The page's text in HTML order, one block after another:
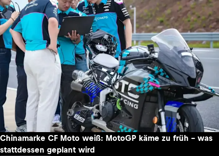
Chinamarke CF Moto weiß: MotoGP käme zu früh – was
stattdessen geplant wird